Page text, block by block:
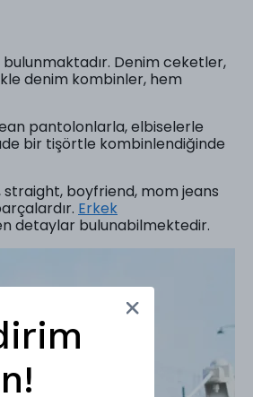
Denim ceketler,
denim kombinler, hem
pantolonlarla, elbiselerle
bir tişörtle kombinlendiğinde
straight, boyfriend, mom jeans
Erkek
detaylar bulunabilmektedir.